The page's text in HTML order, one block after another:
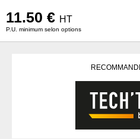
11.50 € HT
P.U. minimum selon options